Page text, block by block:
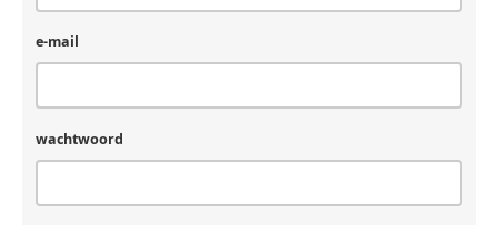
e-mail
wachtwoord